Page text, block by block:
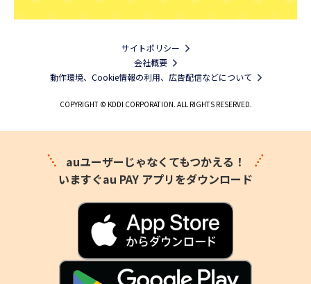
サイトポリシー
会社概要
動作環境、Cookie情報の利用、広告配信などについて
COPYRIGHT © KDDI CORPORATION. ALL RIGHTS RESERVED.
auユーザーじゃなくてもつかえる！
いますぐau PAY アプリをダウンロード